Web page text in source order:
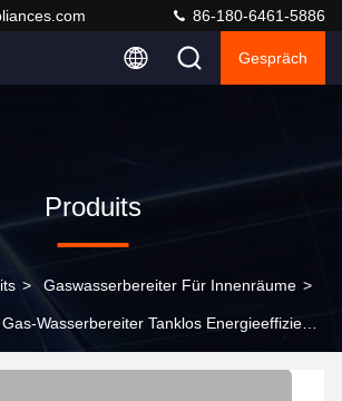
86-180-6461-5886
Gespräch
Produits
> Gaswasserbereiter Für Innenräume >
Wasserbereiter Tanklos Energieeffiziente